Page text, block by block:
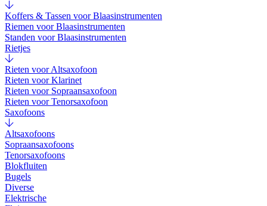
Koffers & Tassen voor Blaasinstrumenten
Riemen voor Blaasinstrumenten
Standen voor Blaasinstrumenten
Rietjes
Rieten voor Altsaxofoon
Rieten voor Klarinet
Rieten voor Sopraansaxofoon
Rieten voor Tenorsaxofoon
Saxofoons
Altsaxofoons
Sopraansaxofoons
Tenorsaxofoons
Blokfluiten
Bugels
Diverse
Elektrische